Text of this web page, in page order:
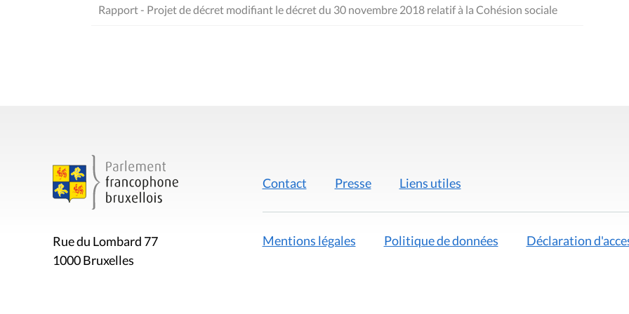
Rapport - Projet de décret modifiant le décret du 30 novembre 2018 relatif à la Cohésion sociale
Rue du Lombard 77
1000 Bruxelles
Contact Presse Liens utiles
Mentions légales Politique de données Déclaration